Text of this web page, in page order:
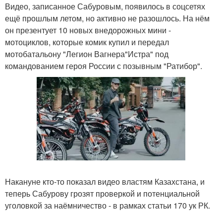
Видео, записанное Сабуровым, появилось в соцсетях
ещё прошлым летом, но активно не разошлось. На нём
он презентует 10 новых внедорожных мини -
мотоциклов, которые комик купил и передал
мотобатальону "Легион Вагнера"Истра" под
командованием героя России с позывным "Ратибор".
Накануне кто-то показал видео властям Казахстана, и
теперь Сабурову грозят проверкой и потенциальной
уголовкой за наёмничество - в рамках статьи 170 ук РК.